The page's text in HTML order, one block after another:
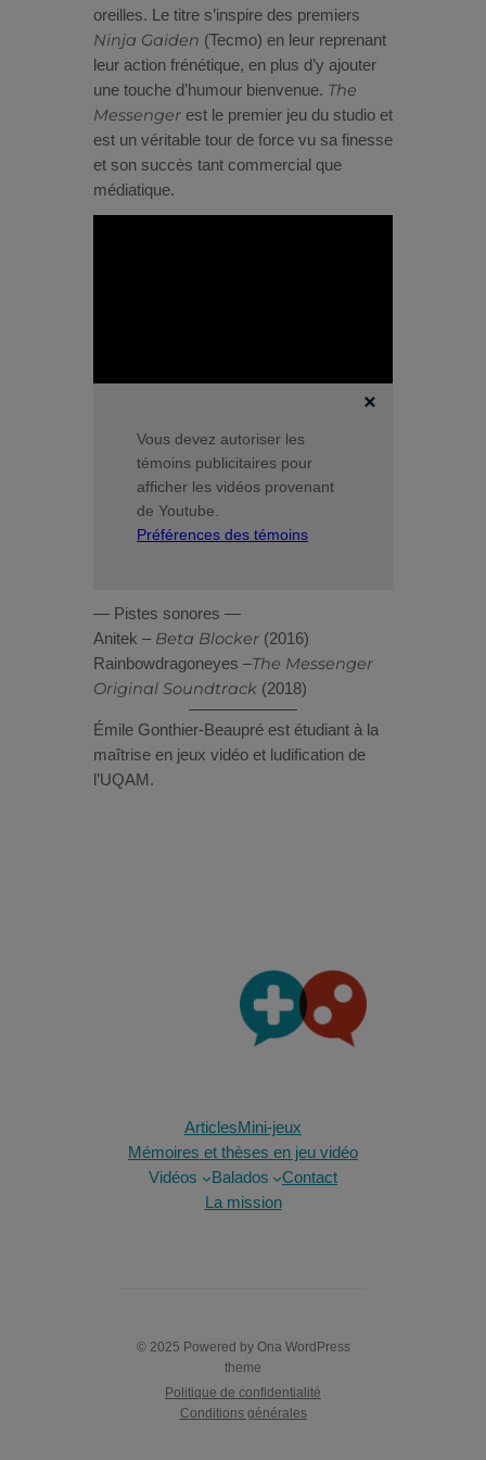
oreilles. Le titre s’inspire des premiers
Ninja Gaiden (Tecmo) en leur reprenant
leur action frénétique, en plus d’y ajouter
une touche d’humour bienvenue. The
Messenger est le premier jeu du studio et
est un véritable tour de force vu sa finesse
et son succès tant commercial que
médiatique.
Vous devez autoriser les
témoins publicitaires pour
afficher les vidéos provenant
de Youtube.
Préférences des témoins
— Pistes sonores —
Anitek – Beta Blocker (2016)
Rainbowdragoneyes –The Messenger
Original Soundtrack (2018)
Émile Gonthier-Beaupré est étudiant à la
maîtrise en jeux vidéo et ludification de
l’UQAM.
ArticlesMini-jeux
Mémoires et thèses en jeu vidéo
Vidéos
Balados
Contact
La mission
© 2025 Powered by Ona WordPress
theme
Politique de confidentialité
Conditions générales